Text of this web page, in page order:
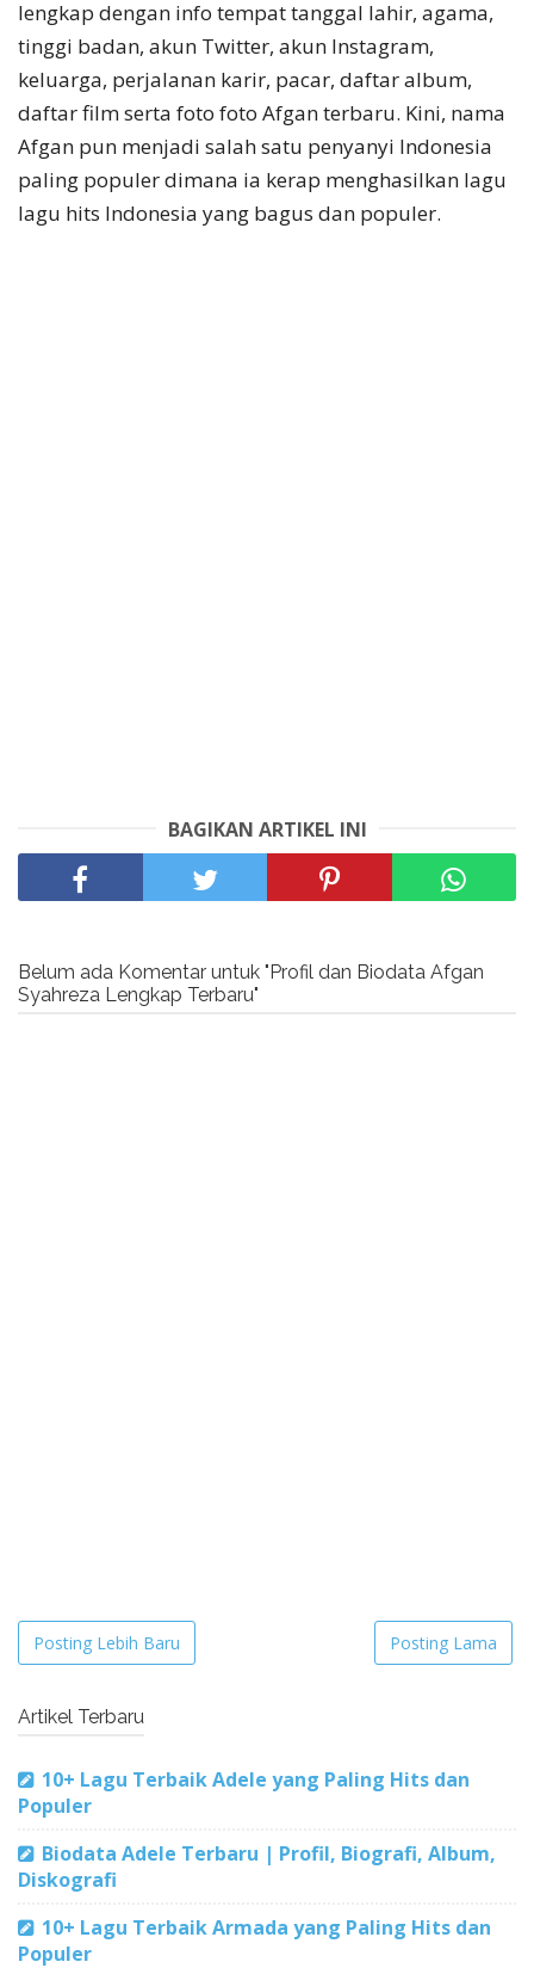
lengkap dengan info tempat tanggal lahir, agama,
tinggi badan, akun Twitter, akun Instagram,
keluarga, perjalanan karir, pacar, daftar album,
daftar film serta foto foto Afgan terbaru. Kini, nama
Afgan pun menjadi salah satu penyanyi Indonesia
paling populer dimana ia kerap menghasilkan lagu
lagu hits Indonesia yang bagus dan populer.
BAGIKAN ARTIKEL INI
Belum ada Komentar untuk "Profil dan Biodata Afgan
Syahreza Lengkap Terbaru"
Posting Lebih Baru Posting Lama
Artikel Terbaru
10+ Lagu Terbaik Adele yang Paling Hits dan
Populer
Biodata Adele Terbaru | Profil, Biografi, Album,
Diskografi
10+ Lagu Terbaik Armada yang Paling Hits dan
Populer